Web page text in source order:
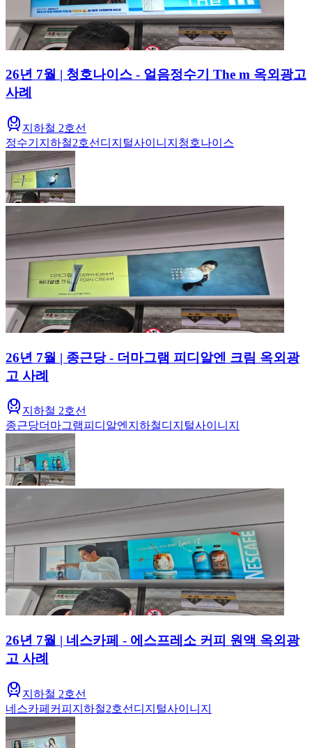
26년 7월 | 청호나이스 - 얼음정수기 The m 옥외광고
사례
지하철 2호선
정수기 지하철2호선 디지털사이니지 청호나이스
26년 7월 | 종근당 - 더마그램 피디알엔 크림 옥외광
고 사례
지하철 2호선
종근당더마그램피디알엔지하철디지털사이니지
26년 7월 | 네스카페 - 에스프레소 커피 원액 옥외광
고 사례
지하철 2호선
네스카페 커피 지하철2호선 디지털사이니지